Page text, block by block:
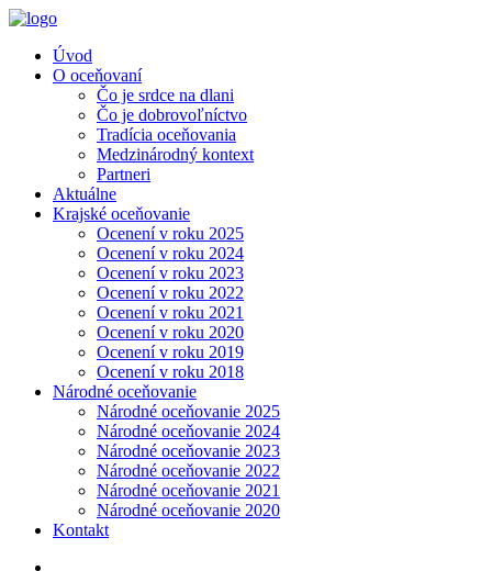
Úvod
O oceňovaní
Čo je srdce na dlani
Čo je dobrovoľníctvo
Tradícia oceňovania
Medzinárodný kontext
Partneri
Aktuálne
Krajské oceňovanie
Ocenení v roku 2025
Ocenení v roku 2024
Ocenení v roku 2023
Ocenení v roku 2022
Ocenení v roku 2021
Ocenení v roku 2020
Ocenení v roku 2019
Ocenení v roku 2018
Národné oceňovanie
Národné oceňovanie 2025
Národné oceňovanie 2024
Národné oceňovanie 2023
Národné oceňovanie 2022
Národné oceňovanie 2021
Národné oceňovanie 2020
Kontakt